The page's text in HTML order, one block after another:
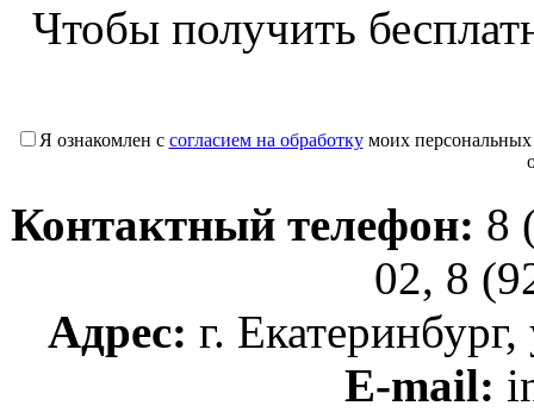
Чтобы получить
Я ознакомлен с согласием на обработкумоих
Контактный телефон: 8
02, 8
Адрес: г.
E-mail: